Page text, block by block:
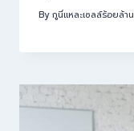
Byกูนี่แหละเซลล์ร้อยล้าน